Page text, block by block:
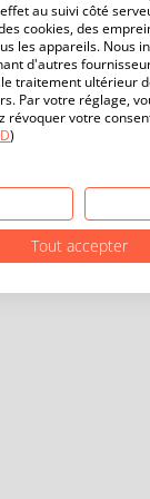
au suivi côté
cookies, des
les appareils. Nous
d'autres
traitement ultérieur
Par votre réglage,
révoquer votre
)
Tout accepter